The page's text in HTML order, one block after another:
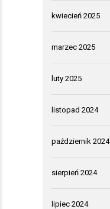
kwiecień 2025
marzec 2025
luty 2025
listopad 2024
październik 2024
sierpień 2024
lipiec 2024